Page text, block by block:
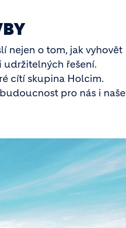
nejen o tom, jak vyhovět
udržitelných řešení.
cítí skupina Holcim.
pro nás i naše